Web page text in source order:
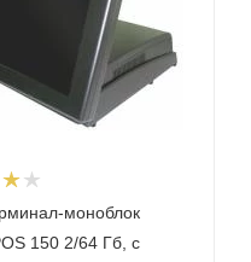
моноблок
150 2/64 Гб, с